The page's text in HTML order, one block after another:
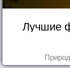
Лучшие